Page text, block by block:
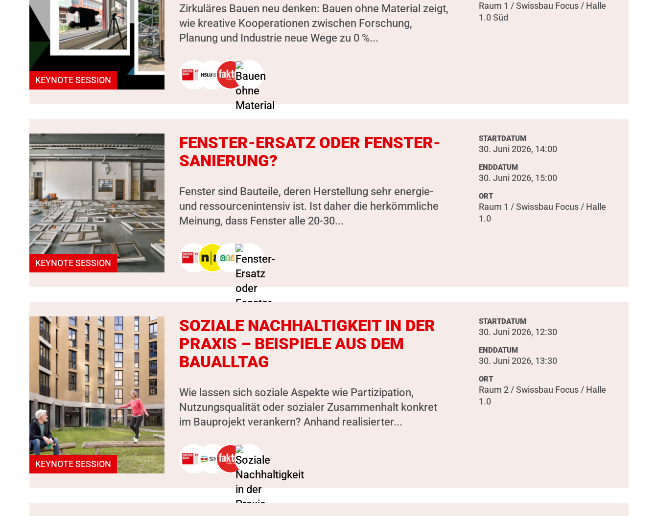
KEYNOTE SESSION
Zirkuläres Bauen neu denken: Bauen ohne Material zeigt,
wie kreative Kooperationen zwischen Forschung,
Planung und Industrie neue Wege zu 0 %...
Raum 1 / Swissbau Focus / Halle
1.0 Süd
KEYNOTE SESSION
FENSTER-ERSATZ ODER FENSTER-
SANIERUNG?
Fenster sind Bauteile, deren Herstellung sehr energie-
und ressourcenintensiv ist. Ist daher die herkömmliche
Meinung, dass Fenster alle 20-30...
STARTDATUM
30. Juni 2026, 14:00
ENDDATUM
30. Juni 2026, 15:00
ORT
Raum 1 / Swissbau Focus / Halle
1.0
KEYNOTE SESSION
SOZIALE NACHHALTIGKEIT IN DER
PRAXIS – BEISPIELE AUS DEM
BAUALLTAG
Wie lassen sich soziale Aspekte wie Partizipation,
Nutzungsqualität oder sozialer Zusammenhalt konkret
im Bauprojekt verankern? Anhand realisierter...
STARTDATUM
30. Juni 2026, 12:30
ENDDATUM
30. Juni 2026, 13:30
ORT
Raum 2 / Swissbau Focus / Halle
1.0